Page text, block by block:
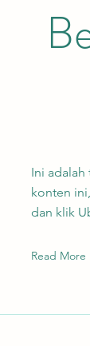
Ini
konten
dan klik
Read More